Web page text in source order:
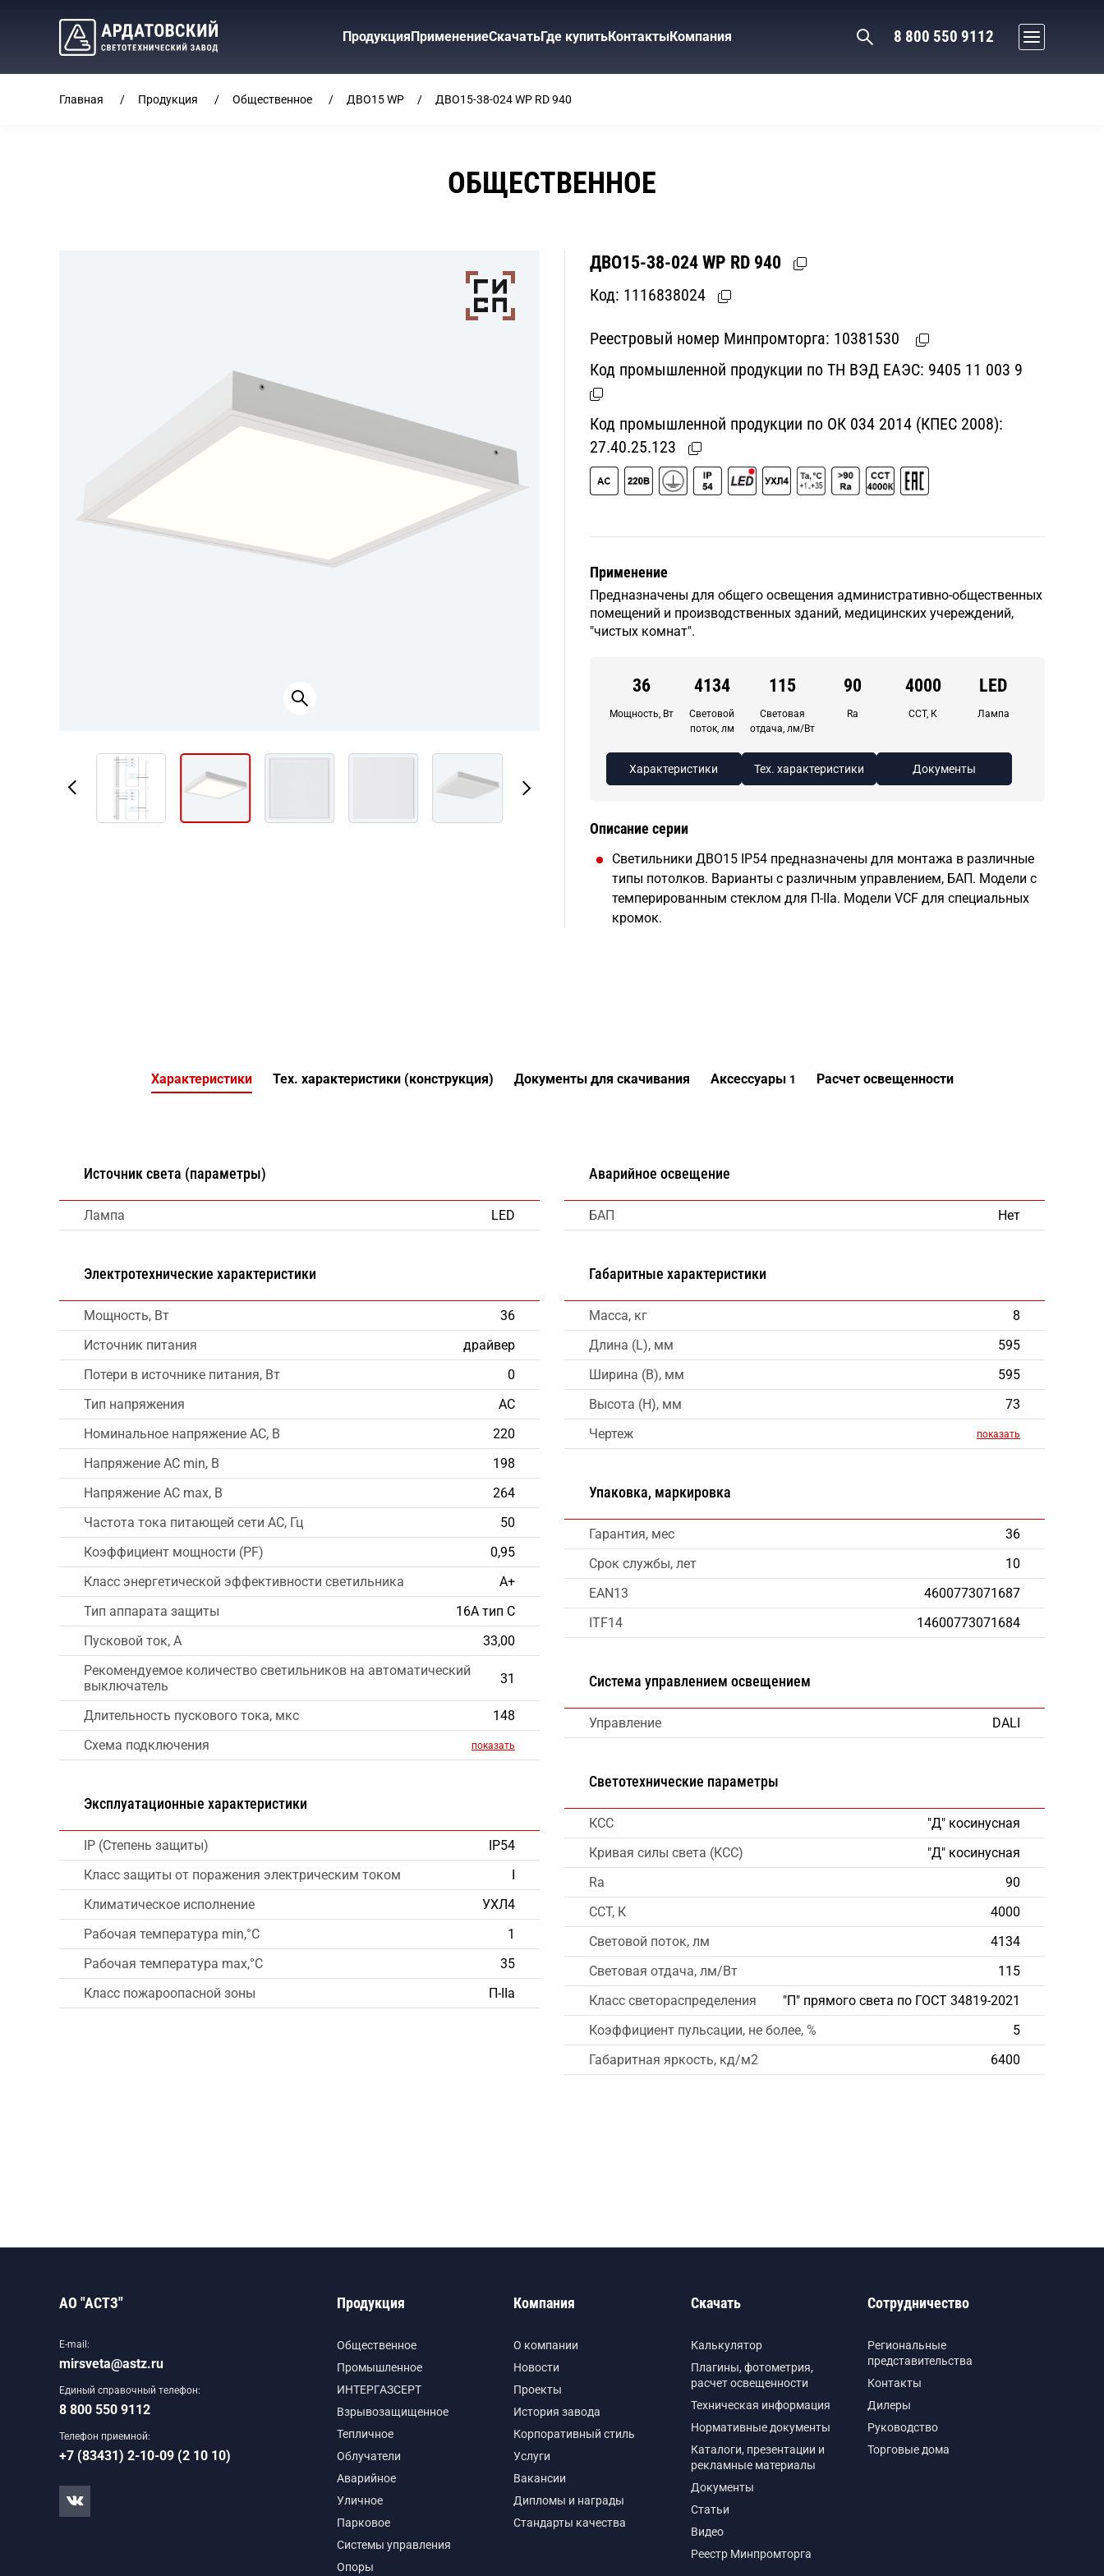
ПродукцияПрименениеСкачатьГде купитьКонтактыКомпания 8 800 550 9112
Главная Продукция Общественное ДВО15 WP ДВО15-38-024 WP RD 940
ОБЩЕСТВЕННОЕ
ДВО15-38-024 WP RD 940
Код: 1116838024
Реестровый номер Минпромторга: 10381530
Код промышленной продукции по ТН ВЭД ЕАЭС: 9405 11 003 9
Код промышленной продукции по ОК 034 2014 (КПЕС 2008):
27.40.25.123
Применение
Предназначены для общего освещения административно-общественных
помещений и производственных зданий, медицинских учереждений,
"чистых комнат".
36
Мощность, Вт
4134
Световой
поток, лм
115
Световая
отдача, лм/Вт
90
Ra
4000
CCT, К
LED
Лампа
Характеристики Тех. характеристики Документы
Описание серии
Светильники ДВО15 IP54 предназначены для монтажа в различные
типы потолков. Варианты с различным управлением, БАП. Модели с
темперированным стеклом для П-IIа. Модели VCF для специальных
кромок.
Характеристики Тех. характеристики (конструкция) Документы для скачивания Аксессуары 1 Расчет освещенности
Источник света (параметры)
Лампа LED
Электротехнические характеристики
Мощность, Вт
36
Источник питания
драйвер
Потери в источнике питания, Вт
0
Тип напряжения
AC
Номинальное напряжение AC, В
220
Напряжение AC min, В
198
Напряжение AC max, В
264
Частота тока питающей сети AC, Гц
50
Коэффициент мощности (PF)
0,95
Класс энергетической эффективности светильника
А+
Тип аппарата защиты
16А тип С
Пусковой ток, А
33,00
Рекомендуемое количество светильников на автоматический
выключатель
31
Длительность пускового тока, мкс
148
Схема подключения
показать
Эксплуатационные характеристики
IP (Степень защиты)
IP54
Класс защиты от поражения электрическим током
I
Климатическое исполнение
УХЛ4
Рабочая температура min,°C
1
Рабочая температура max,°C
35
Класс пожароопасной зоны
П-IIа
Аварийное освещение
БАП Нет
Габаритные характеристики
Масса, кг
8
Длина (L), мм
595
Ширина (B), мм
595
Высота (H), мм
73
Чертеж
показать
Упаковка, маркировка
Гарантия, мес
36
Срок службы, лет
10
EAN13
4600773071687
ITF14
14600773071684
Система управлением освещением
Управление DALI
Светотехнические параметры
КСС
"Д" косинусная
Кривая силы света (КСС)
"Д" косинусная
Ra
90
CCT, К
4000
Световой поток, лм
4134
Световая отдача, лм/Вт
115
Класс светораспределения
"П" прямого света по ГОСТ 34819-2021
Коэффициент пульсации, не более, %
5
Габаритная яркость, кд/м2
6400
АО "АСТЗ"
E-mail:
mirsveta@astz.ru
Единый справочный телефон:
8 800 550 9112
Телефон приемной:
+7 (83431) 2-10-09 (2 10 10)
Продукция
Общественное
Промышленное
ИНТЕРГАЗСЕРТ
Взрывозащищенное
Тепличное
Облучатели
Аварийное
Уличное
Парковое
Системы управления
Опоры
Компания
О компании
Новости
Проекты
История завода
Корпоративный стиль
Услуги
Вакансии
Дипломы и награды
Стандарты качества
Скачать
Калькулятор
Плагины, фотометрия,
расчет освещенности
Техническая информация
Нормативные документы
Каталоги, презентации и
рекламные материалы
Документы
Статьи
Видео
Реестр Минпромторга
Сотрудничество
Региональные
представительства
Контакты
Дилеры
Руководство
Торговые дома